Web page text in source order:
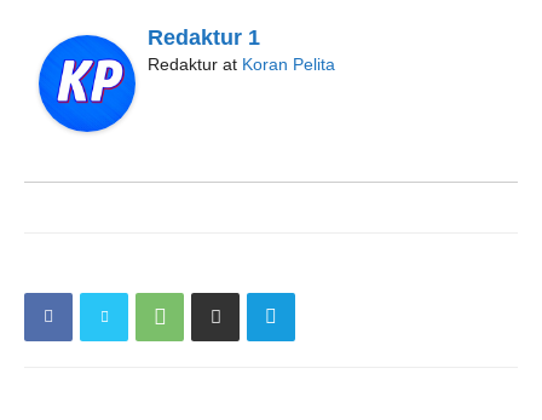
Redaktur 1
Redaktur at Koran Pelita